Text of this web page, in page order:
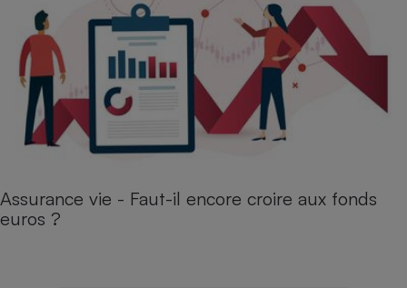
Assurance vie - Faut-il encore croire aux fonds
euros ?